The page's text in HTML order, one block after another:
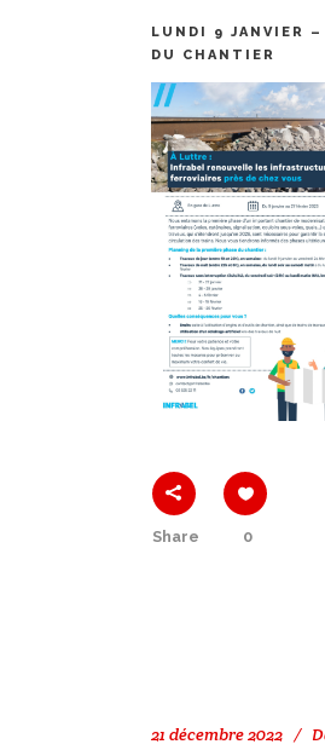
LUNDI 9 JANVIER –
DU CHANTIER
Share 0
21 décembre 2022